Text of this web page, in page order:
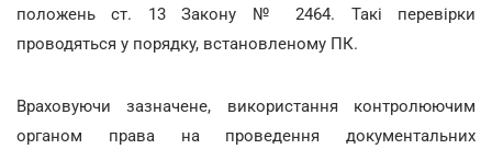
положень ст. 13 Закону № 2464. Такі перевірки
проводяться у порядку, встановленому ПК.
Враховуючи зазначене, використання контролюючим
органом права на проведення документальних